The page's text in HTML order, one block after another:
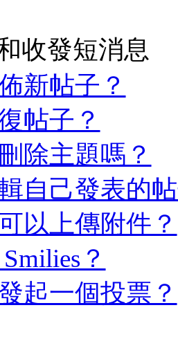
收發短消息
新帖子？
帖子？
除主題嗎？
自己發表的
以上傳附件？
？
起一個投票？